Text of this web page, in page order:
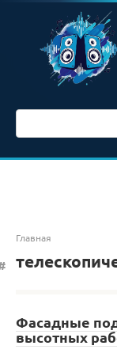
контенту
Главная
Фасадные
высотных